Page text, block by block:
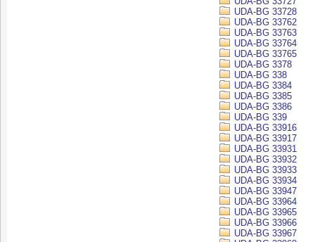
UDA-BG 33728
UDA-BG 33762
UDA-BG 33763
UDA-BG 33764
UDA-BG 33765
UDA-BG 3378
UDA-BG 338
UDA-BG 3384
UDA-BG 3385
UDA-BG 3386
UDA-BG 339
UDA-BG 33916
UDA-BG 33917
UDA-BG 33931
UDA-BG 33932
UDA-BG 33933
UDA-BG 33934
UDA-BG 33947
UDA-BG 33964
UDA-BG 33965
UDA-BG 33966
UDA-BG 33967